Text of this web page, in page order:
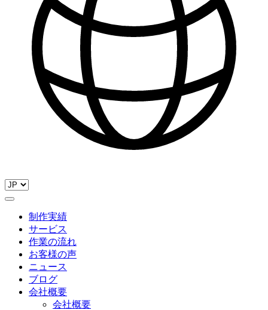
制作実績
サービス
作業の流れ
お客様の声
ニュース
ブログ
会社概要
会社概要